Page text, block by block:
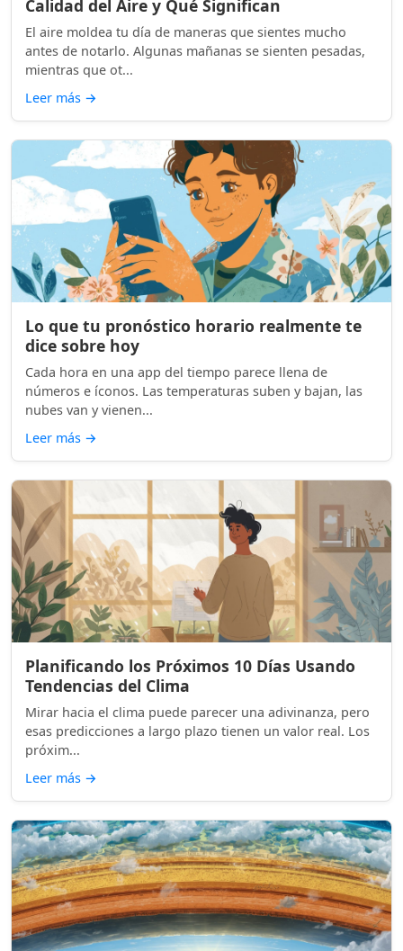
Calidad del Aire y Qué Significan
El aire moldea tu día de maneras que sientes mucho
antes de notarlo. Algunas mañanas se sienten pesadas,
mientras que ot...
Leer más →
Lo que tu pronóstico horario realmente te
dice sobre hoy
Cada hora en una app del tiempo parece llena de
números e íconos. Las temperaturas suben y bajan, las
nubes van y vienen...
Leer más →
Planificando los Próximos 10 Días Usando
Tendencias del Clima
Mirar hacia el clima puede parecer una adivinanza, pero
esas predicciones a largo plazo tienen un valor real. Los
próxim...
Leer más →